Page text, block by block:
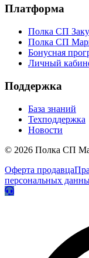
Платформа
Полка СП
Полка СП
Бонусная
Личный
Поддержка
База знаний
Техподдержка
Новости
© 2026 Полка СП
Оферта продавца
персональных